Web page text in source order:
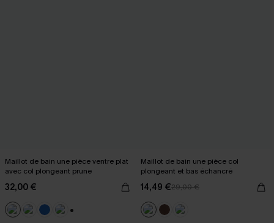
Maillot de bain une pièce ventre plat
avec col plongeant prune
32,00 €
Maillot de bain une pièce col
plongeant et bas échancré
14,49 €29,00 €